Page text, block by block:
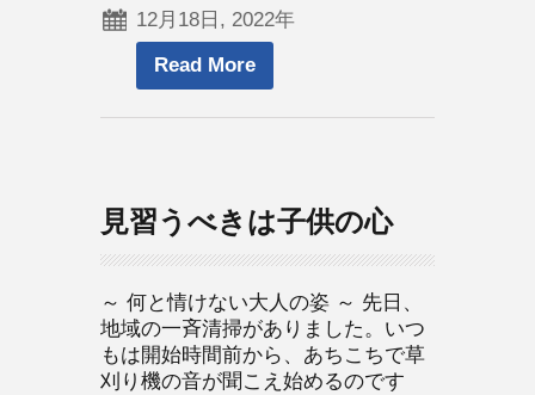
12月18日, 2022年
Read More
見習うべきは子供の心
～ 何と情けない大人の姿 ～ 先日、
地域の一斉清掃がありました。いつ
もは開始時間前から、あちこちで草
刈り機の音が聞こえ始めるのです